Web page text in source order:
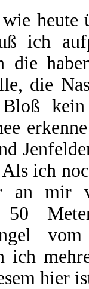
heute
ich
die
die
ich
mir
50
ich
hier